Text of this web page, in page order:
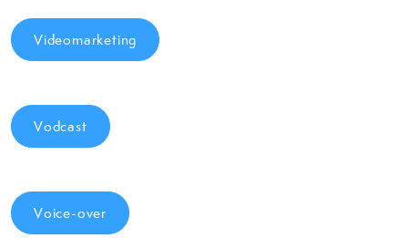
Videomarketing
Vodcast
Voice-over